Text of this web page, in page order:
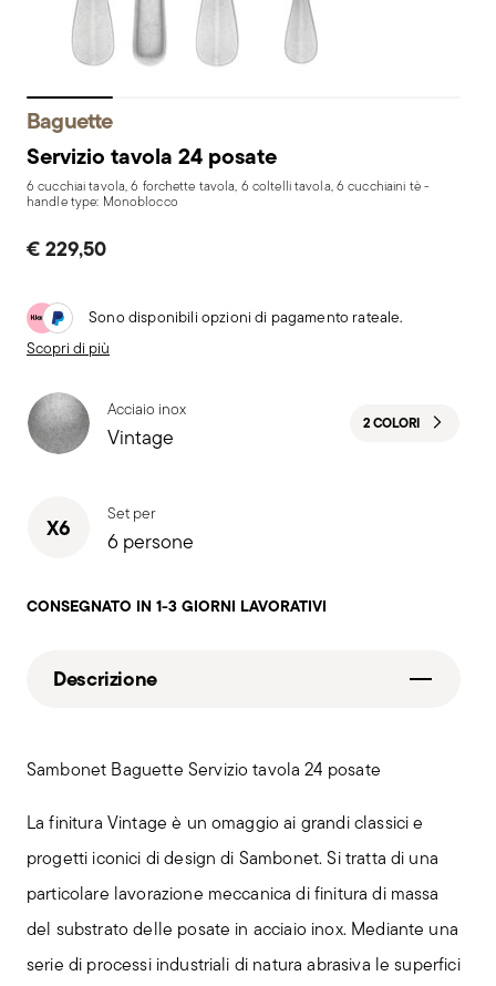
Baguette
Servizio tavola 24 posate
6 cucchiai tavola, 6 forchette tavola, 6 coltelli tavola, 6 cucchiaini tè -
handle type: Monoblocco
€ 229,50
Sono disponibili opzioni di pagamento rateale.
Scopri di più
Acciaio inox
Vintage 2 COLORI
X6 Set per
6 persone
CONSEGNATO IN 1-3 GIORNI LAVORATIVI
Descrizione
Sambonet Baguette Servizio tavola 24 posate
La finitura Vintage è un omaggio ai grandi classici e
progetti iconici di design di Sambonet. Si tratta di una
particolare lavorazione meccanica di finitura di massa
del substrato delle posate in acciaio inox. Mediante una
serie di processi industriali di natura abrasiva le superfici